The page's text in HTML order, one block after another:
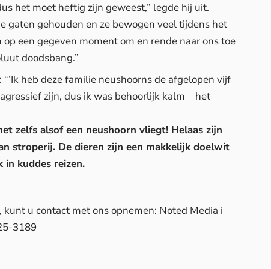
het moet heftig zijn geweest,” legde hij uit.
gaten gehouden en ze bewogen veel tijdens het
een gegeven moment om en rende naar ons toe
doodsbang.”
heb deze familie neushoorns de afgelopen vijf
zijn, dus ik was behoorlijk kalm – het
zelfs alsof een neushoorn vliegt! Helaas zijn
stroperij. De dieren zijn een makkelijk doelwit
in kuddes reizen.
u contact met ons opnemen: Noted Media i
3189